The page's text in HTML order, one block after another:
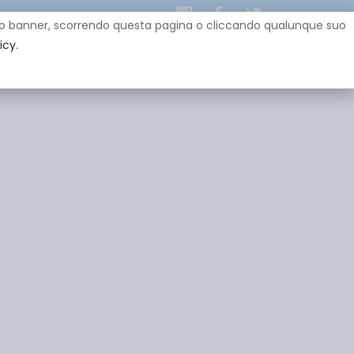
scorrendo questa pagina o cliccando qualunque suo